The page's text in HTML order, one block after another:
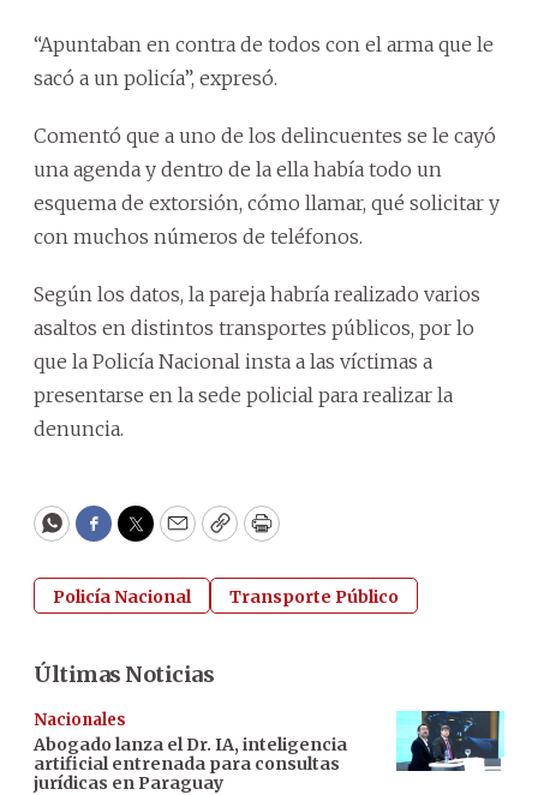
“Apuntaban en contra de todos con el arma que le
sacó a un policía”, expresó.
Comentó que a uno de los delincuentes se le cayó
una agenda y dentro de la ella había todo un
esquema de extorsión, cómo llamar, qué solicitar y
con muchos números de teléfonos.
Según los datos, la pareja habría realizado varios
asaltos en distintos transportes públicos, por lo
que la Policía Nacional insta a las víctimas a
presentarse en la sede policial para realizar la
denuncia.
WhatsApp
Facebook
Twitter
EmailCopyPrint
Policía Nacional Transporte Público
Últimas Noticias
Nacionales
Abogado lanza el Dr. IA, inteligencia
artificial entrenada para consultas
jurídicas en Paraguay